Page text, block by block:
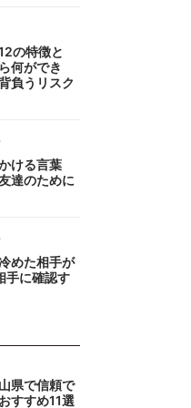
の特徴と
何ができ
負うリスク
ける言葉
達のために
めた相手が
手に確認す
県で信頼で
すすめ11選